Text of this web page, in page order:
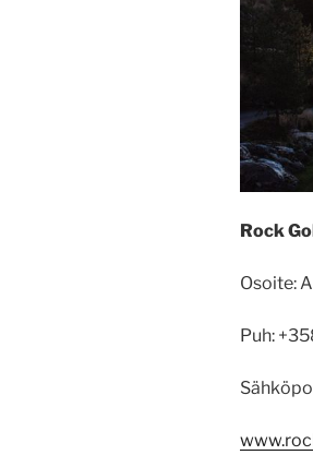
Rock
Osoite:
Puh: